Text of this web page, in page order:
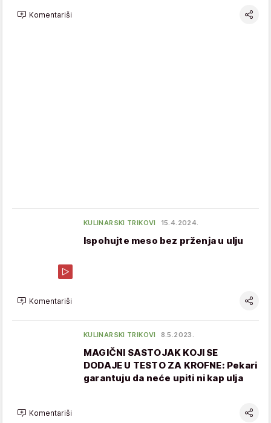
Komentariši
KULINARSKI TRIKOVI 15.4.2024.
Ispohujte meso bez prženja u ulju
Komentariši
KULINARSKI TRIKOVI 8.5.2023.
MAGIČNI SASTOJAK KOJI SE
DODAJE U TESTO ZA KROFNE: Pekari
garantuju da neće upiti ni kap ulja
Komentariši